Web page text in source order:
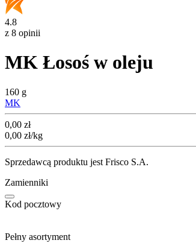
4.8
z 8 opinii
MK Łosoś w oleju
160 g
MK
Cena
0,00 zł
0,00 zł/kg
Sprzedawcą produktu jest Frisco S.A.
Zamienniki
Kod pocztowy
Pełny asortyment